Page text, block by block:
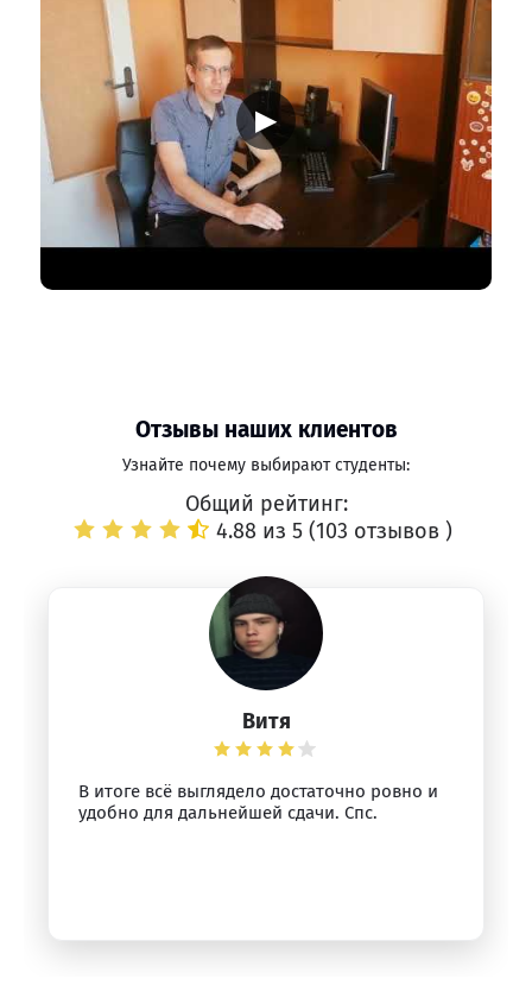
▶
Отзывы наших клиентов
Узнайте почему выбирают студенты:
Общий рейтинг:
4.88 из 5 (103 отзывов )
Витя
В итоге всё выглядело достаточно ровно и
удобно для дальнейшей сдачи. Спс.